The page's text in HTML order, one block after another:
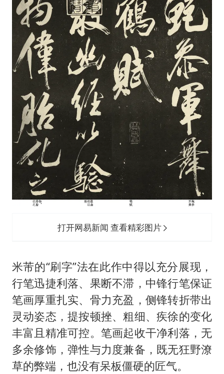
打开网易新闻 查看精彩图片
米芾的“刷字”法在此作中得以充分展现，
行笔迅捷利落、果断不滞，中锋行笔保证
笔画厚重扎实、骨力充盈，侧锋转折带出
灵动姿态，提按顿挫、粗细、疾徐的变化
丰富且精准可控。笔画起收干净利落，无
多余修饰，弹性与力度兼备，既无狂野潦
草的弊端，也没有呆板僵硬的匠气。